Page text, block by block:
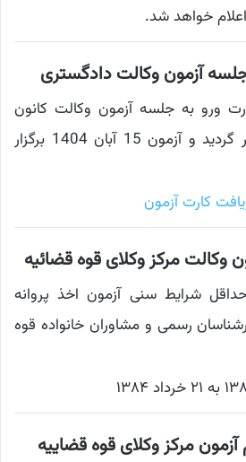
خواهد شد.
جلسه آزمون وکالت دادگستری
ورو به جلسه آزمون وکالت کانون
وکلای دادگستری منتشر گردید و آزمون 15 آبان 1404 برگزار
کارت آزمون
وکالت مرکز وکلای قوه قضائیه
شرایط سنی آزمون اخذ پروانه
رسمی و مشاوران خانواده قوه
مرکز وکلای قوه قضاییه